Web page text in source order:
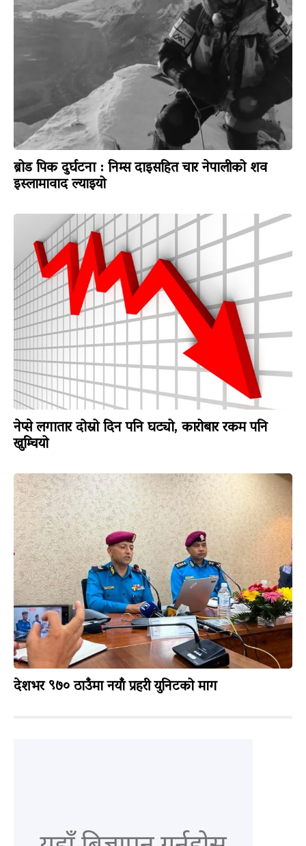
ब्रोड पिक दुर्घटना : निम्स दाइसहित चार नेपालीको शव
इस्लामावाद ल्याइयो
नेप्से लगातार दोस्रो दिन पनि घट्यो, कारोबार रकम पनि
खुम्चियो
देशभर ९७० ठाउँमा नयाँ प्रहरी युनिटको माग